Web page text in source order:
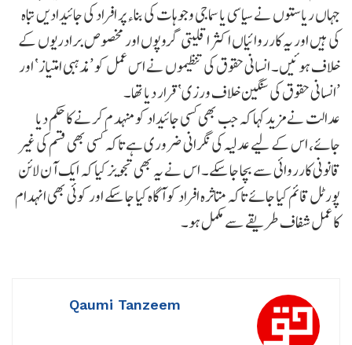
جہاں ریاستوں نے سیاسی یا سماجی وجوہات کی بناء پر افراد کی جائیدادیں تباہ
کی ہیں اور یہ کارروائیاں اکثر اقلیتی گروپوں اور مخصوص برادریوں کے
خلاف ہوئیں۔ انسانی حقوق کی تنظیموں نے اس عمل کو ’مذہبی امتیاز‘ اور
’انسانی حقوق کی سنگین خلاف ورزی‘ قرار دیا تھا۔
عدالت نے مزید کہا کہ جب بھی کسی جائیداد کو منہدم کرنے کا حکم دیا
جائے، اس کے لیے عدلیہ کی نگرانی ضروری ہے تاکہ کسی بھی قسم کی غیر
قانونی کارروائی سے بچا جا سکے۔ اس نے یہ بھی تجویز کیا کہ ایک آن لائن
پورٹل قائم کیا جائے تاکہ متاثرہ افراد کو آگاہ کیا جا سکے اور کوئی بھی انہدام
کا عمل شفاف طریقے سے مکمل ہو۔
Qaumi Tanzeem